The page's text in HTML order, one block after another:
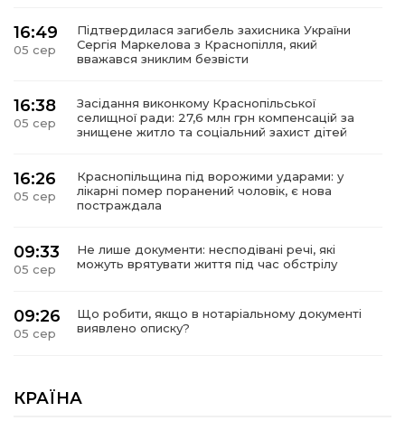
16:49
05 сер
Підтвердилася загибель захисника України
Сергія Маркелова з Краснопілля, який
вважався зниклим безвісти
16:38
05 сер
Засідання виконкому Краснопільської
селищної ради: 27,6 млн грн компенсацій за
знищене житло та соціальний захист дітей
16:26
05 сер
Краснопільщина під ворожими ударами: у
лікарні помер поранений чоловік, є нова
постраждала
09:33
05 сер
Не лише документи: несподівані речі, які
можуть врятувати життя під час обстрілу
09:26
05 сер
Що робити, якщо в нотаріальному документі
виявлено описку?
04 сер
разом створюють унікальний телепроєкт
КРАЇНА